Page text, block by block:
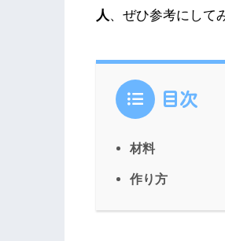
人、ぜひ参考にして
目次
材料
作り方